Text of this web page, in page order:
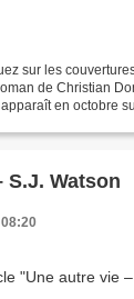
sur les
de Christian
en octobre
S.J. Watson